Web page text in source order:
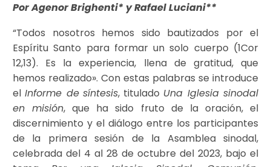
Por Agenor Brighenti* y Rafael Luciani**
“Todos nosotros hemos sido bautizados por el
Espíritu Santo para formar un solo cuerpo (1Cor
12,13). Es la experiencia, llena de gratitud, que
hemos realizado». Con estas palabras se introduce
elInforme de síntesis, titulado Una Iglesia sinodal
en misión, que ha sido fruto de la oración, el
discernimiento y el diálogo entre los participantes
de la primera sesión de la Asamblea sinodal,
celebrada del 4 al 28 de octubre del 2023, bajo el